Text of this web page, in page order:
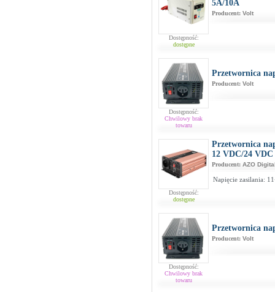
Dostępność:
dostępne
5A/10A
Producent: Volt
Dostępność:
Chwilowy brak
towaru
Przetwornica
Producent: Volt
Dostępność:
dostępne
Przetwornica
12 VDC/24 VDC
Producent: AZO
Napięcie zasilania:
Dostępność:
Chwilowy brak
towaru
Przetwornica
Producent: Volt